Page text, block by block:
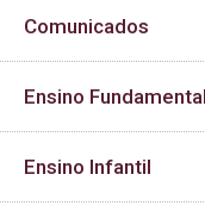
Comunicados
Ensino Fundamental
Ensino Infantil